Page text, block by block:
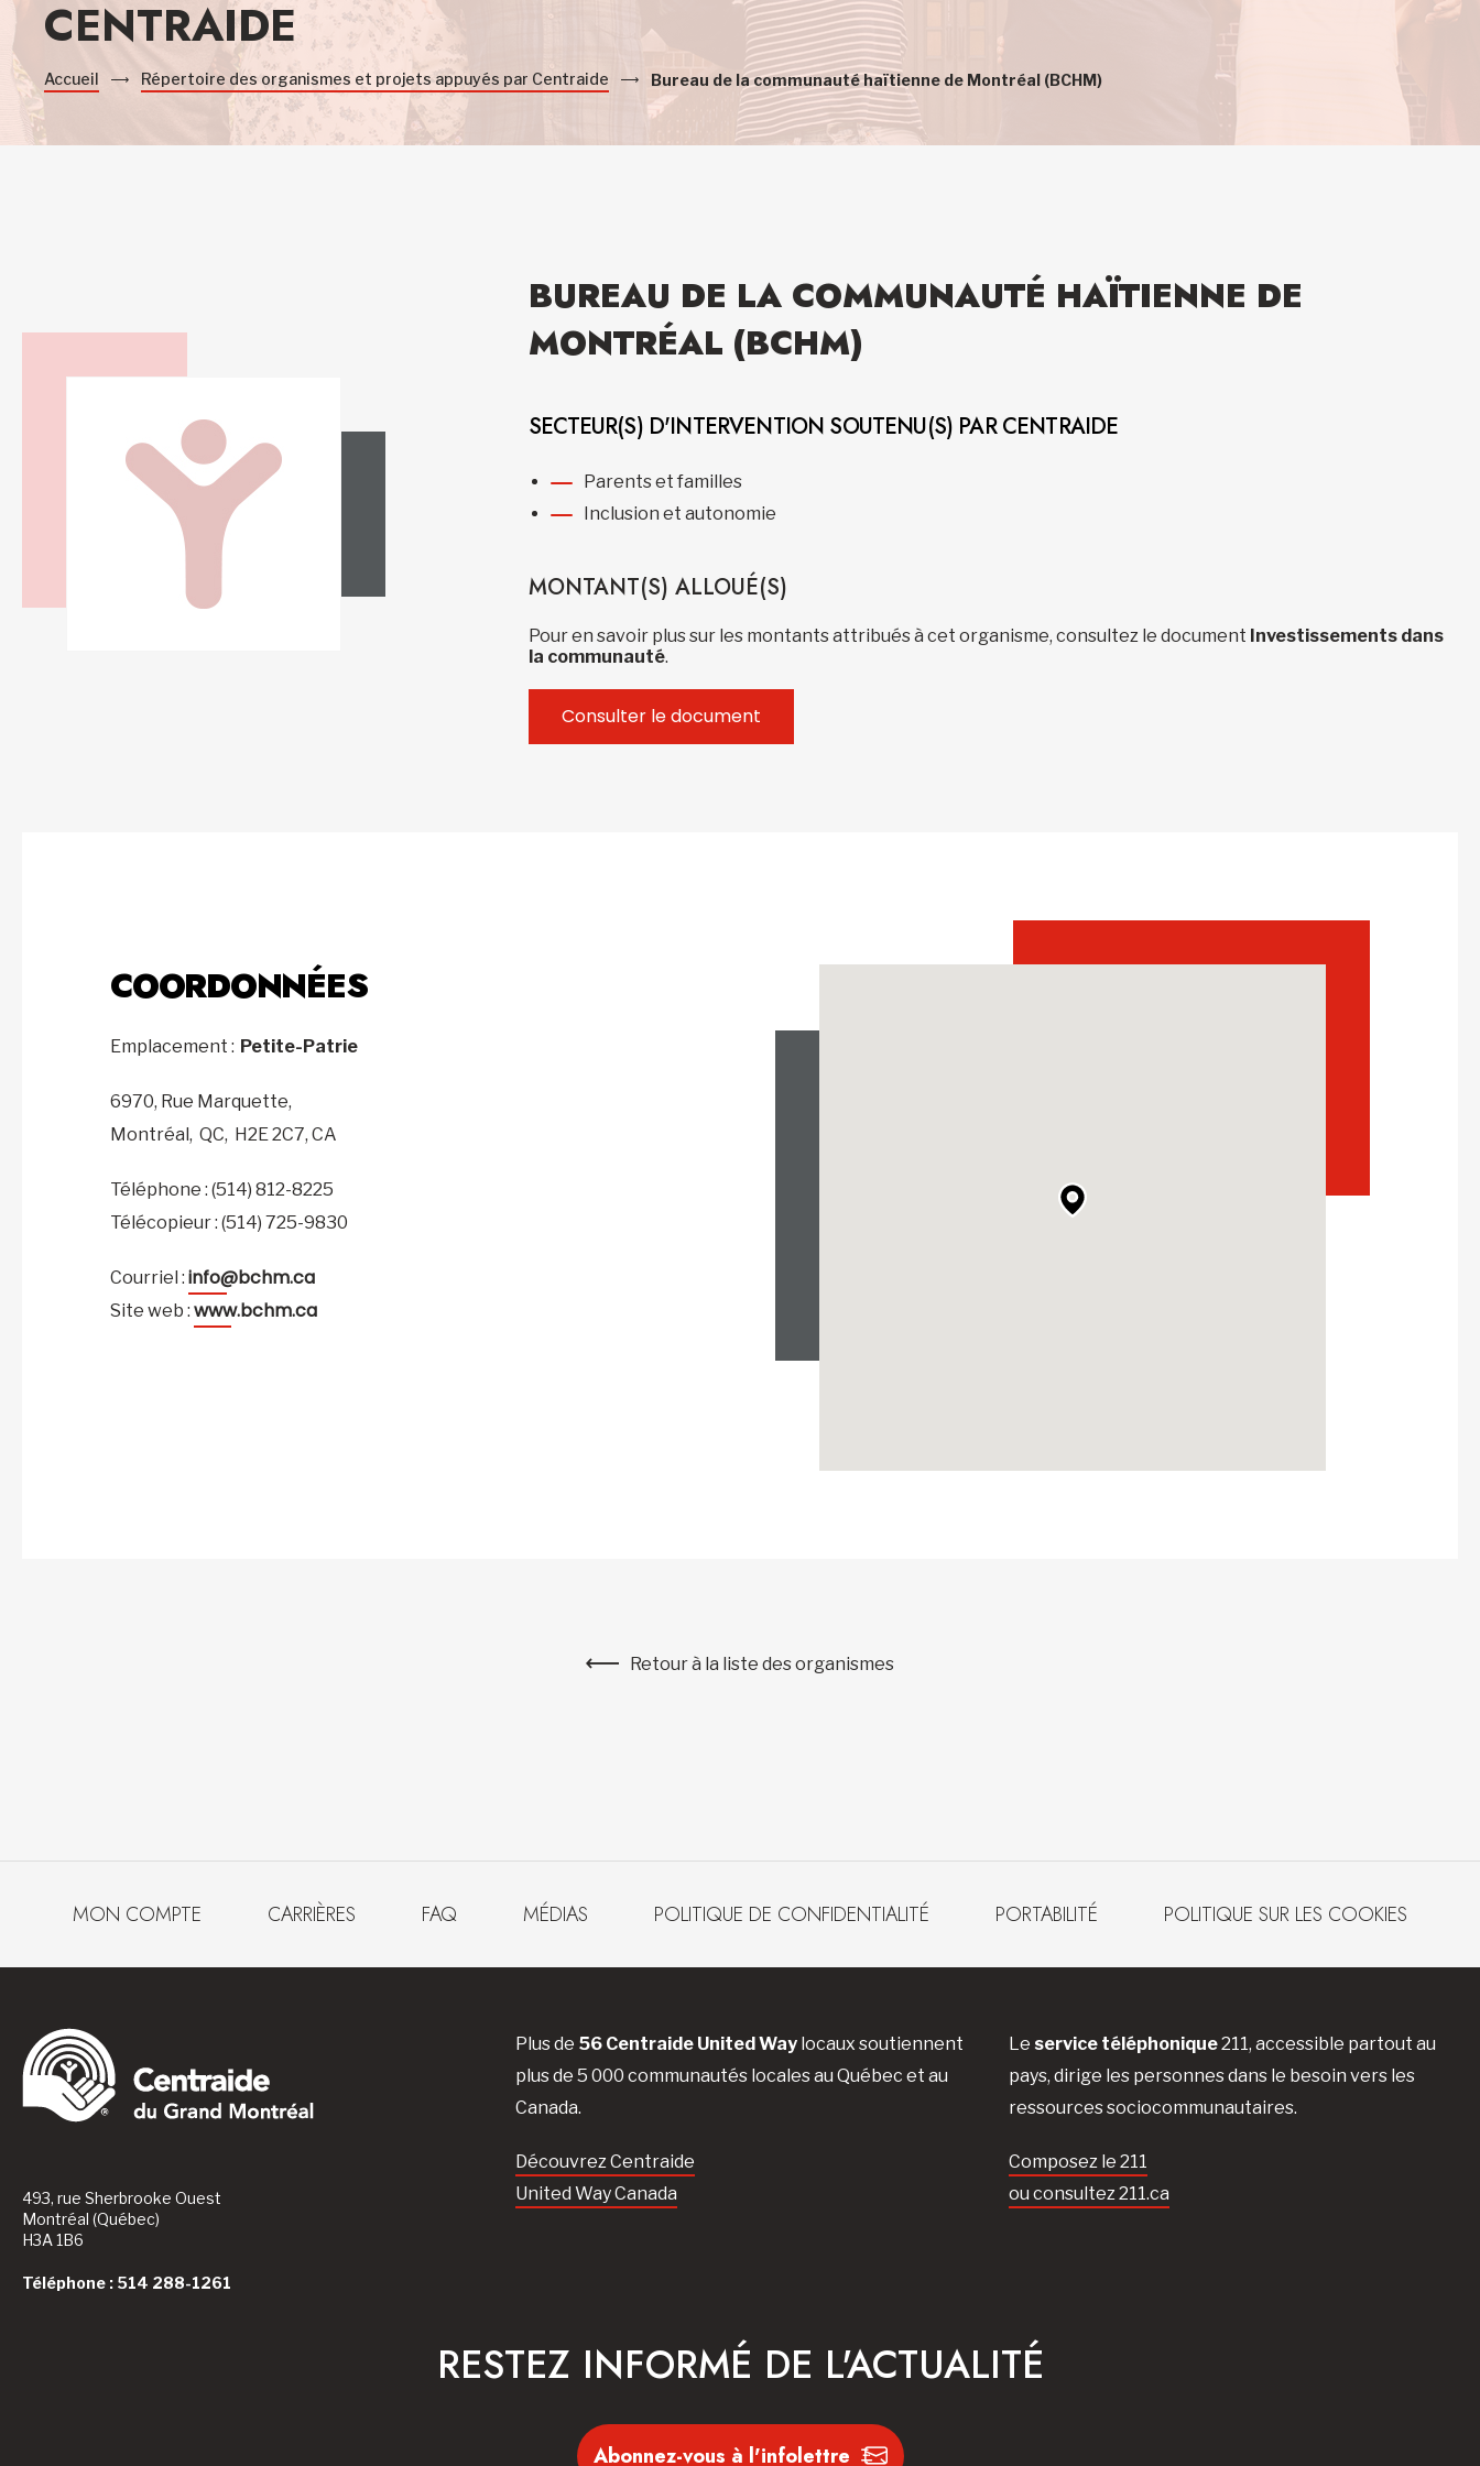
CENTRAIDE
Accueil Répertoire des organismes et projets appuyés par Centraide Bureau de la communauté haïtienne de Montréal (BCHM)
BUREAU DE LA COMMUNAUTÉ HAÏTIENNE DE
MONTRÉAL (BCHM)
SECTEUR(S) D'INTERVENTION SOUTENU(S) PAR CENTRAIDE
Parents et familles
Inclusion et autonomie
MONTANT(S) ALLOUÉ(S)
Pour en savoir plus sur les montants attribués à cet organisme, consultez le document Investissements dans
la communauté.
Consulter le document
COORDONNÉES
Emplacement : Petite-Patrie
6970, Rue Marquette,
Montréal, QC, H2E 2C7, CA
Téléphone : (514) 812-8225
Télécopieur : (514) 725-9830
Courriel : info@bchm.ca
Site web : www.bchm.ca
Retour à la liste des organismes
MON COMPTE CARRIÈRES FAQ MÉDIAS POLITIQUE DE CONFIDENTIALITÉ PORTABILITÉ POLITIQUE SUR LES COOKIES
493, rue Sherbrooke Ouest
Montréal (Québec)
H3A 1B6
Téléphone : 514 288-1261
Plus de 56 Centraide United Waylocaux soutiennent
plus de 5 000 communautés locales au Québec et au
Canada.
Découvrez Centraide
United Way Canada
Le service téléphonique211, accessible partout au
pays, dirige les personnes dans le besoin vers les
ressources sociocommunautaires.
Composez le 211
ou consultez 211.ca
RESTEZ INFORMÉ DE L'ACTUALITÉ
Abonnez-vous à l'infolettre